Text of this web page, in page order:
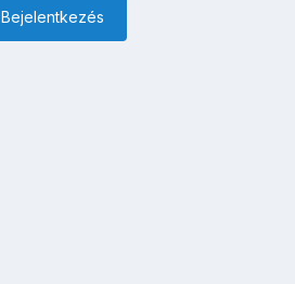
Bejelentkezés